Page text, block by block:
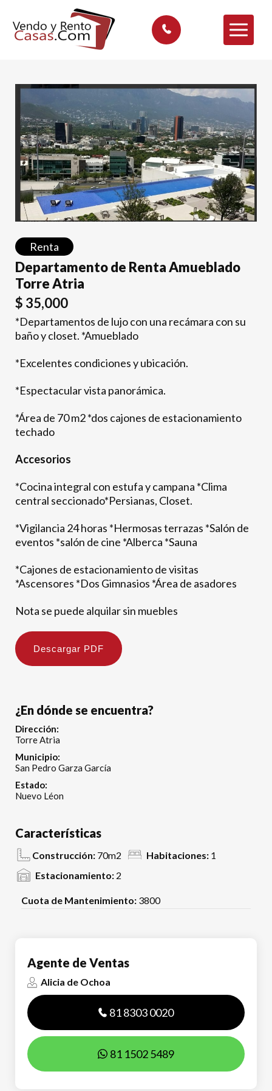
Renta
Departamento de Renta Amueblado
Torre Atria
$ 35,000
*Departamentos de lujo con una recámara con su
baño y closet. *Amueblado
*Excelentes condiciones y ubicación.
*Espectacular vista panorámica.
*Área de 70 m2 *dos cajones de estacionamiento
techado
Accesorios
*Cocina integral con estufa y campana *Clima
central seccionado*Persianas, Closet.
*Vigilancia 24 horas *Hermosas terrazas *Salón de
eventos *salón de cine *Alberca *Sauna
*Cajones de estacionamiento de visitas
*Ascensores *Dos Gimnasios *Área de asadores
Nota se puede alquilar sin muebles
Descargar PDF
¿En dónde se encuentra?
Dirección:
Torre Atria
Municipio:
San Pedro Garza García
Estado:
Nuevo Léon
Características
Construcción: 70m2 Habitaciones: 1
Estacionamiento: 2
Cuota de Mantenimiento: 3800
Agente de Ventas
Alicia de Ochoa
81 8303 0020
81 1502 5489